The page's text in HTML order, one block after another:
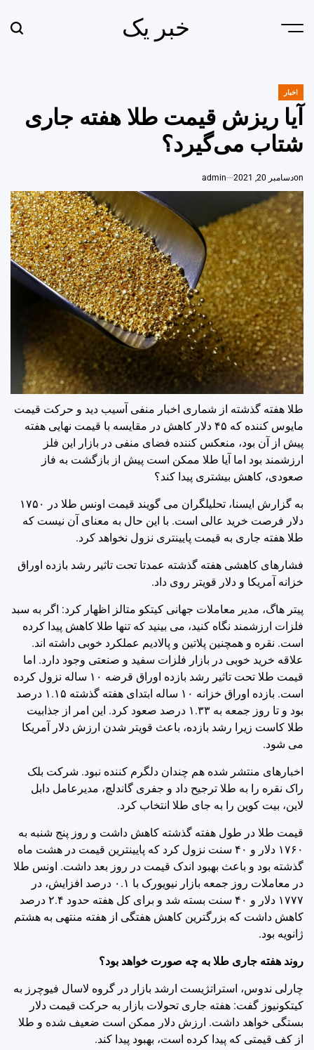
Menu خبر یک
POSTED
IN
اخبار
آیا ریزش قیمت طلا هفته جاری
شتاب می‌گیرد؟
onدسامبر 20, 2021 admin
طلا هفته گذشته از شماری اخبار منفی آسیب دید و حرکت قیمت
مایوس کننده که ۴۵ دلار کاهش در مقایسه با قیمت نهایی هفته
پیش از آن بود، منعکس کننده فضای منفی در بازار این فلز
ارزشمند بود اما آیا طلا ممکن است پیش از بازگشت به فاز
صعودی، کاهش بیشتری پیدا کند؟
به گزارش ایسنا، تحلیلگران می گویند قیمت اونس طلا در ۱۷۵۰
دلار فرصت خرید عالی است. با این حال به معنای آن نیست که
طلا هفته جاری به قیمت پایینتری نزول نخواهد کرد.
فشارهای کاهشی هفته گذشته عمدتا تحت تاثیر رشد بازده اوراق
خزانه آمریکا و دلار قویتر روی داد.
پیتر هاگ، مدیر معاملات جهانی کیتکو متالز اظهار کرد: اگر به سبد
فلزات ارزشمند نگاه کنید، می بینید که تنها طلا کاهش پیدا کرده
است. نقره و همچنین پلاتین و پالادیم عملکرد خوبی داشته اند.
علاقه خرید خوبی در بازار فلزات سفید و صنعتی وجود دارد. اما
قیمت طلا تحت تاثیر رشد بازده اوراق قرضه ۱۰ ساله نزول کرده
است. بازده اوراق خزانه ۱۰ ساله ابتدای هفته گذشته ۱.۱۵ درصد
بود و تا روز جمعه به ۱.۳۳ درصد صعود کرد. این امر از جذابیت
طلا کاست زیرا رشد بازده، باعث قویتر شدن ارزش دلار آمریکا
می شود.
اخبارهای منتشر شده هم چندان دلگرم کننده نبود. شرکت بلک
راک نقره را به طلا ترجیح داد و جفری گاندلچ، مدیرعامل دابل
لاین، بیت کوین را به جای طلا انتخاب کرد.
قیمت طلا در طول هفته گذشته کاهش داشت و روز پنج شنبه به
۱۷۶۰ دلار و ۴۰ سنت نزول کرد که پایینترین قیمت در هشت ماه
گذشته بود و باعث بهبود اندک قیمت در روز بعد داشت. اونس طلا
در معاملات روز جمعه بازار نیویورک با ۰.۱ درصد افزایش، در
۱۷۷۷ دلار و ۴۰ سنت بسته شد و برای کل هفته حدود ۲.۴ درصد
کاهش داشت که بزرگترین کاهش هفتگی از هفته منتهی به هشتم
ژانویه بود.
روند هفته جاری طلا به چه صورت خواهد بود؟
چارلی ندوس، استراتژیست ارشد بازار در گروه لاسال فیوچرز به
کیتکونیوز گفت: هفته جاری تحولات بازار به حرکت قیمت دلار
بستگی خواهد داشت. ارزش دلار ممکن است ضعیف شده و طلا
از کف قیمتی که پیدا کرده است، بهبود پیدا کند.